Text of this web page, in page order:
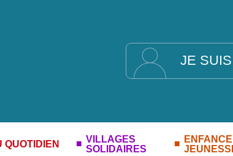
JE SUIS
QUOTIDIEN
VILLAGES
SOLIDAIRES